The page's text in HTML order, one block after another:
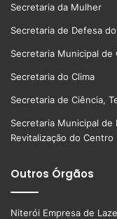
Secretaria da Mulher
Secretaria de Defesa
Secretaria Municipal de
Secretaria do Clima
Secretaria de Ciência,
Secretaria Municipal
Revitalização do Centro
Outros Órgãos
Niterói Empresa de